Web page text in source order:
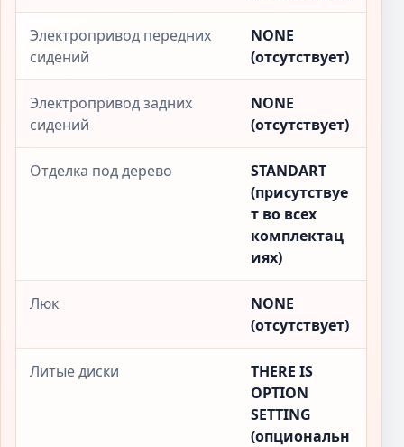
Электропривод передних
сидений
NONE
(отсутствует)
Электропривод задних
сидений
NONE
(отсутствует)
Отделка под дерево
STANDART
(присутствуе
т во всех
комплектац
иях)
Люк
NONE
(отсутствует)
Литые диски
THERE IS
OPTION
SETTING
(опциональн